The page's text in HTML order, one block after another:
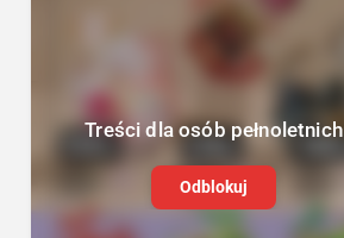
Treści dla osób pełnoletnich
Odblokuj